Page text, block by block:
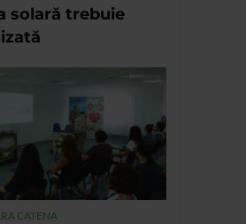
solară trebuie
CATENA